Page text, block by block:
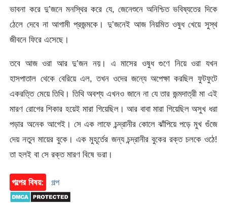
ভাবনা করে দু’জনে মনস্থির করে যে, জেনেশুনে অনিশ্চিত ভবিষ্যতের দিকে
ঠেলে দেবে না আগামী প্রজন্মকে। দু’জনেই আজ নিয়মিত ওষুধ খেয়ে সুস্থ
জীবনে ফিরে এসেছে।
তবে আজ ওরা আর দু’জন নয়। এ মাসের ওষুধ গুণে নিয়ে ওরা যখন
হাসপাতাল থেকে বেরিয়ে এল, তখন ওদের জন্যে অপেক্ষা করছিল ফুটফুটে
একরত্তি মেয়ে তিথি। তিথি অবশ্য এখনও জানে না যে তার জন্মদাত্রী মা এই
মারণ রোগের শিকার হয়েই মারা গিয়েছিল। আর বাবা মারা গিয়েছিল অসুখ ধরা
পড়ার অনেক আগেই। সে এক লাফে চন্দ্রানীর কোলে ঝাঁপিয়ে পড়ে মুখ গুঁজে
দেয় নতুন মায়ের বুকে। এক মুহূর্তের জন্য চন্দ্রানীর বুকের রক্ত চলকে ওঠে!
তা হলই বা সে রক্ত মারণ বিষে ভরা।
গল্পের বিষয়: গল্প